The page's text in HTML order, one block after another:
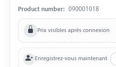
charge 485 kg LI 83T
Product number: 090001018
Prix visibles après connexion
Enregistrez-vous maintenant